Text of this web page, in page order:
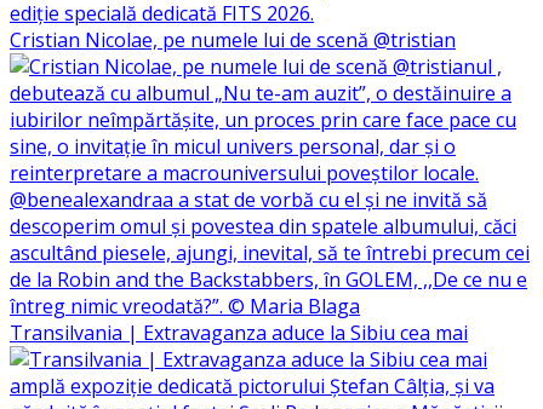
Cristian Nicolae, pe numele lui de scenă @tristian
Transilvania | Extravaganza aduce la Sibiu cea mai